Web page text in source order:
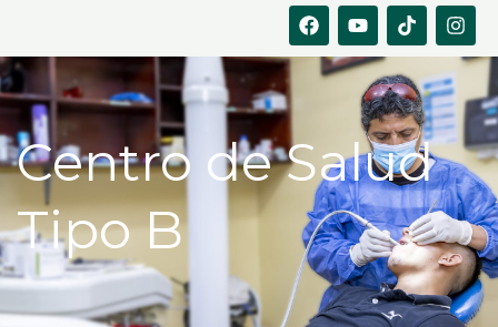
F
a
c
e
k
Y
o
u
t
u
b
e
T
i
k
t
o
k
I
n
s
t
a
g
r
a
m
Centro de Salud
Tipo B